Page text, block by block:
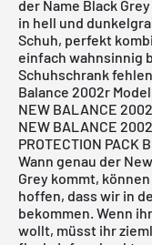
der Name Black
in hell und
Schuh, perfekt
einfach wahnsinnig
Schuhschrank
Balance 2002r
NEW BALANCE
NEW BALANCE
PROTECTION PACK
Wann genau der
Grey kommt,
hoffen, dass wir in
bekommen. Wenn
wollt, müsst ihr